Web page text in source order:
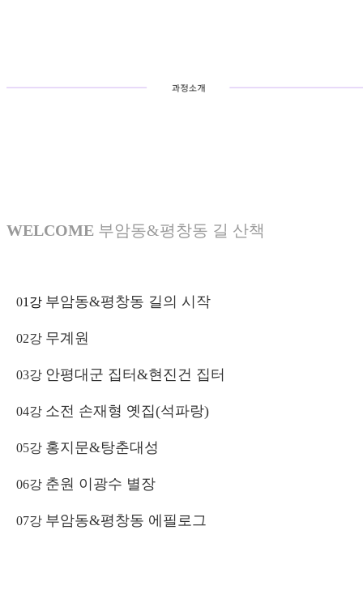
WELCOME 부암동&평창동 길 산책
01강 부암동&평창동 길의 시작
02강 무계원
03강 안평대군 집터&현진건 집터
04강 소전 손재형 옛집(석파랑)
05강 홍지문&탕춘대성
06강 춘원 이광수 별장
07강 부암동&평창동 에필로그